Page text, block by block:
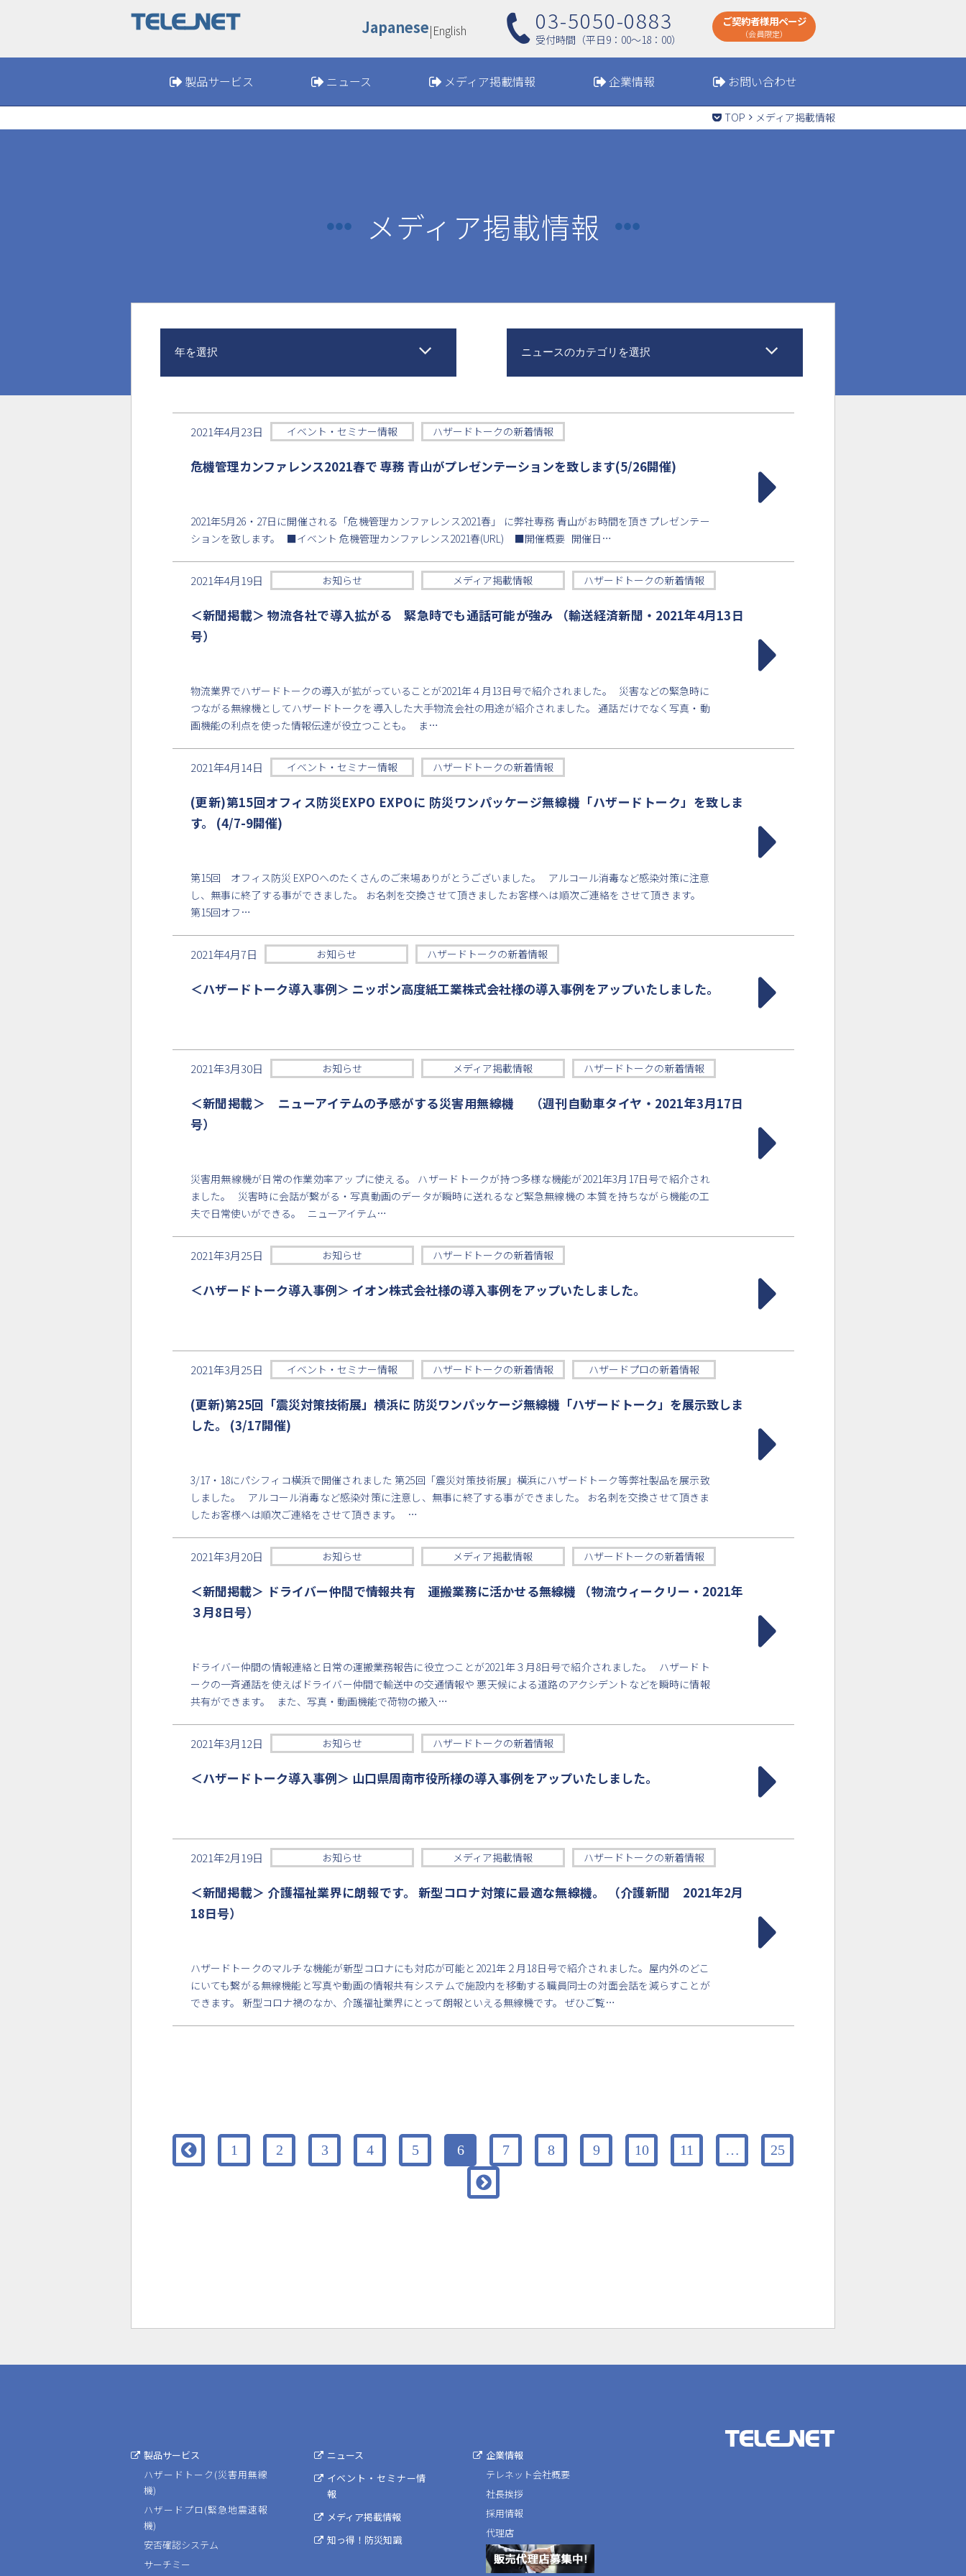
Japanese|English 03-5050-0883
受付時間（平日9：00〜18：00）
ご契約者様用ページ
（会員限定）
製品サービス ニュース メディア掲載情報 企業情報 お問い合わせ
TOP メディア掲載情報
メディア掲載情報
年を選択 ニュースのカテゴリを選択
2021年4月23日 イベント・セミナー情報 ハザードトークの新着情報
危機管理カンファレンス2021春で 専務 青山がプレゼンテーションを致します(5/26開催)
2021年5月26・27日に開催される「危機管理カンファレンス2021春」 に弊社専務 青山がお時間を頂きプレゼンテー
ションを致します。 ■イベント 危機管理カンファレンス2021春(URL) ■開催概要 開催日…
2021年4月19日 お知らせ メディア掲載情報 ハザードトークの新着情報
＜新聞掲載＞ 物流各社で導入拡がる 緊急時でも通話可能が強み （輸送経済新聞・2021年4月13日
号）
物流業界でハザードトークの導入が拡がっていることが2021年４月13日号で紹介されました。 災害などの緊急時に
つながる無線機としてハザードトークを導入した大手物流会社の用途が紹介されました。 通話だけでなく写真・動
画機能の利点を使った情報伝達が役立つことも。 ま…
2021年4月14日 イベント・セミナー情報 ハザードトークの新着情報
(更新)第15回オフィス防災EXPO EXPOに 防災ワンパッケージ無線機「ハザードトーク」を致しま
す。 (4/7-9開催)
第15回 オフィス防災 EXPOへのたくさんのご来場ありがとうございました。 アルコール消毒など感染対策に注意
し、無事に終了する事ができました。 お名刺を交換させて頂きましたお客様へは順次ご連絡をさせて頂きます。
第15回オフ…
2021年4月7日 お知らせ ハザードトークの新着情報
＜ハザードトーク導入事例＞ ニッポン高度紙工業株式会社様の導入事例をアップいたしました。
2021年3月30日 お知らせ メディア掲載情報 ハザードトークの新着情報
＜新聞掲載＞ ニューアイテムの予感がする災害用無線機 （週刊自動車タイヤ・2021年3月17日
号）
災害用無線機が日常の作業効率アップに使える。 ハザードトークが持つ多様な機能が2021年3月17日号で紹介され
ました。 災害時に会話が繋がる・写真動画のデータが瞬時に送れるなど緊急無線機の 本質を持ちながら機能の工
夫で日常使いができる。 ニューアイテム…
2021年3月25日 お知らせ ハザードトークの新着情報
＜ハザードトーク導入事例＞ イオン株式会社様の導入事例をアップいたしました。
2021年3月25日 イベント・セミナー情報 ハザードトークの新着情報 ハザードプロの新着情報
(更新)第25回「震災対策技術展」横浜に 防災ワンパッケージ無線機「ハザードトーク」を展示致しま
した。 (3/17開催)
3/17・18にパシフィコ横浜で開催されました 第25回「震災対策技術展」横浜にハザードトーク等弊社製品を展示致
しました。 アルコール消毒など感染対策に注意し、無事に終了する事ができました。 お名刺を交換させて頂きま
したお客様へは順次ご連絡をさせて頂きます。 …
2021年3月20日 お知らせ メディア掲載情報 ハザードトークの新着情報
＜新聞掲載＞ ドライバー仲間で情報共有 運搬業務に活かせる無線機 （物流ウィークリー・2021年
３月8日号）
ドライバー仲間の情報連絡と日常の運搬業務報告に役立つことが2021年３月8日号で紹介されました。 ハザードト
ークの一斉通話を使えばドライバー仲間で輸送中の交通情報や 悪天候による道路のアクシデントなどを瞬時に情報
共有ができます。 また、写真・動画機能で荷物の搬入…
2021年3月12日 お知らせ ハザードトークの新着情報
＜ハザードトーク導入事例＞ 山口県周南市役所様の導入事例をアップいたしました。
2021年2月19日 お知らせ メディア掲載情報 ハザードトークの新着情報
＜新聞掲載＞ 介護福祉業界に朗報です。 新型コロナ対策に最適な無線機。 （介護新聞 2021年2月
18日号）
ハザードトークのマルチな機能が新型コロナにも対応が可能と2021年２月18日号で紹介されました。屋内外のどこ
にいても繋がる無線機能と写真や動画の情報共有システムで施設内を移動する職員同士の対面会話を減らすことが
できます。 新型コロナ禍のなか、介護福祉業界にとって朗報といえる無線機です。 ぜひご覧…
 1 2 3 4 5 6 7 8 9 10 11 … 25

製品サービス
ハザードトーク(災害用無線
機)
ハザードプロ(緊急地震速報
機)
安否確認システム
サーチミー
ニュース
イベント・セミナー情
報
メディア掲載情報
知っ得！防災知識
企業情報
テレネット会社概要
社長挨拶
採用情報
代理店